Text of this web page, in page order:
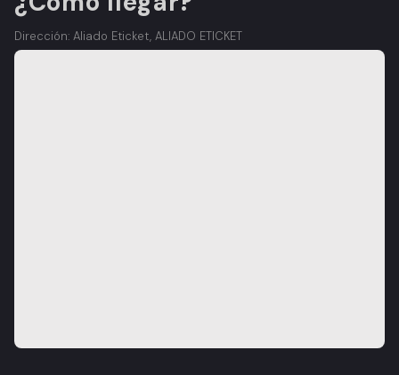
Dirección: Aliado Eticket, ALIADO ETICKET